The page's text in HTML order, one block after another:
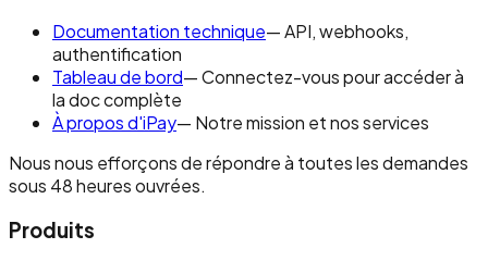
Documentation technique— API, webhooks,
authentification
Tableau de bord— Connectez-vous pour accéder à
la doc complète
À propos d'iPay— Notre mission et nos services
Nous nous efforçons de répondre à toutes les demandes
sous 48 heures ouvrées.
Produits